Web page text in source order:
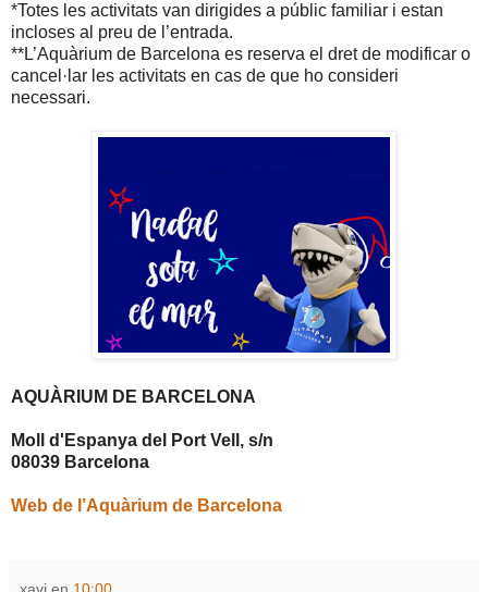
*Totes les activitats van dirigides a públic familiar i estan
incloses al preu de l’entrada.
**L’Aquàrium de Barcelona es reserva el dret de modificar o
cancel·lar les activitats en cas de que ho consideri
necessari.
AQUÀRIUM DE BARCELONA
Moll d'Espanya del Port Vell, s/n
08039 Barcelona
Web de l’Aquàrium de Barcelona